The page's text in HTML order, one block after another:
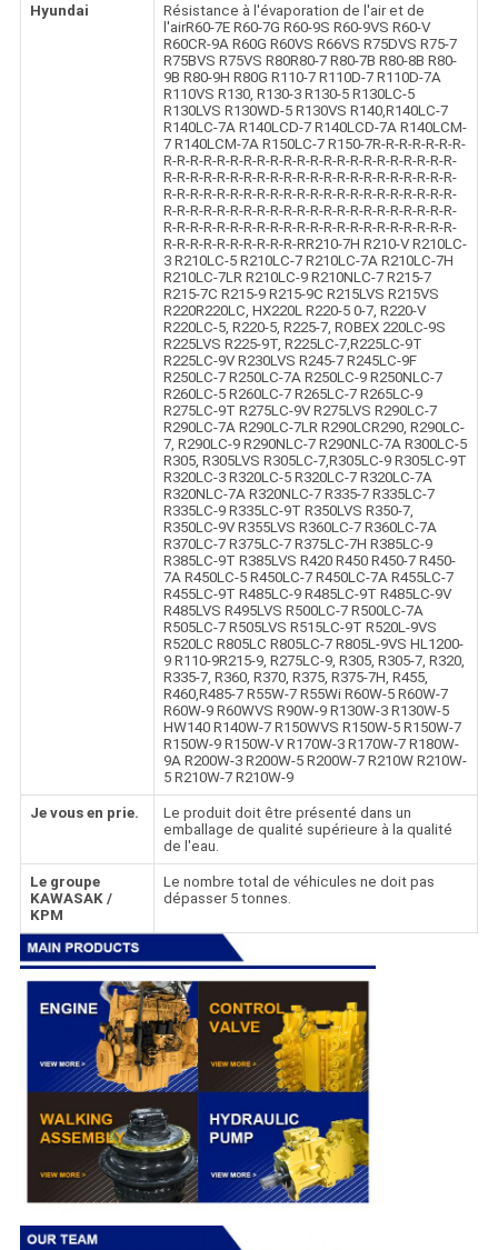
Hyundai
Résistance à l'évaporation de l'air et de
l'airR60-7E R60-7G R60-9S R60-9VS R60-V
R60CR-9A R60G R60VS R66VS R75DVS R75-7
R75BVS R75VS R80R80-7 R80-7B R80-8B R80-
9B R80-9H R80G R110-7 R110D-7 R110D-7A
R110VS R130, R130-3 R130-5 R130LC-5
R130LVS R130WD-5 R130VS R140,R140LC-7
R140LC-7A R140LCD-7 R140LCD-7A R140LCM-
7 R140LCM-7A R150LC-7 R150-7R-R-R-R-R-R-R-
R-R-R-R-R-R-R-R-R-R-R-R-R-R-R-R-R-R-R-R-R-R-
R-R-R-R-R-R-R-R-R-R-R-R-R-R-R-R-R-R-R-R-R-R-
R-R-R-R-R-R-R-R-R-R-R-R-R-R-R-R-R-R-R-R-R-R-
R-R-R-R-R-R-R-R-R-R-R-R-R-R-R-R-R-R-R-R-R-R-
R-R-R-R-R-R-R-R-R-R-R-R-R-R-R-R-R-R-R-R-R-R-
R-R-R-R-R-R-R-R-R-R-RR210-7H R210-V R210LC-
3 R210LC-5 R210LC-7 R210LC-7A R210LC-7H
R210LC-7LR R210LC-9 R210NLC-7 R215-7
R215-7C R215-9 R215-9C R215LVS R215VS
R220R220LC, HX220L R220-5 0-7, R220-V
R220LC-5, R220-5, R225-7, ROBEX 220LC-9S
R225LVS R225-9T, R225LC-7,R225LC-9T
R225LC-9V R230LVS R245-7 R245LC-9F
R250LC-7 R250LC-7A R250LC-9 R250NLC-7
R260LC-5 R260LC-7 R265LC-7 R265LC-9
R275LC-9T R275LC-9V R275LVS R290LC-7
R290LC-7A R290LC-7LR R290LCR290, R290LC-
7, R290LC-9 R290NLC-7 R290NLC-7A R300LC-5
R305, R305LVS R305LC-7,R305LC-9 R305LC-9T
R320LC-3 R320LC-5 R320LC-7 R320LC-7A
R320NLC-7A R320NLC-7 R335-7 R335LC-7
R335LC-9 R335LC-9T R350LVS R350-7,
R350LC-9V R355LVS R360LC-7 R360LC-7A
R370LC-7 R375LC-7 R375LC-7H R385LC-9
R385LC-9T R385LVS R420 R450 R450-7 R450-
7A R450LC-5 R450LC-7 R450LC-7A R455LC-7
R455LC-9T R485LC-9 R485LC-9T R485LC-9V
R485LVS R495LVS R500LC-7 R500LC-7A
R505LC-7 R505LVS R515LC-9T R520L-9VS
R520LC R805LC R805LC-7 R805L-9VS HL1200-
9 R110-9R215-9, R275LC-9, R305, R305-7, R320,
R335-7, R360, R370, R375, R375-7H, R455,
R460,R485-7 R55W-7 R55Wi R60W-5 R60W-7
R60W-9 R60WVS R90W-9 R130W-3 R130W-5
HW140 R140W-7 R150WVS R150W-5 R150W-7
R150W-9 R150W-V R170W-3 R170W-7 R180W-
9A R200W-3 R200W-5 R200W-7 R210W R210W-
5 R210W-7 R210W-9
Je vous en prie.
Le produit doit être présenté dans un
emballage de qualité supérieure à la qualité
de l'eau.
Le groupe
KAWASAK /
KPM
Le nombre total de véhicules ne doit pas
dépasser 5 tonnes.